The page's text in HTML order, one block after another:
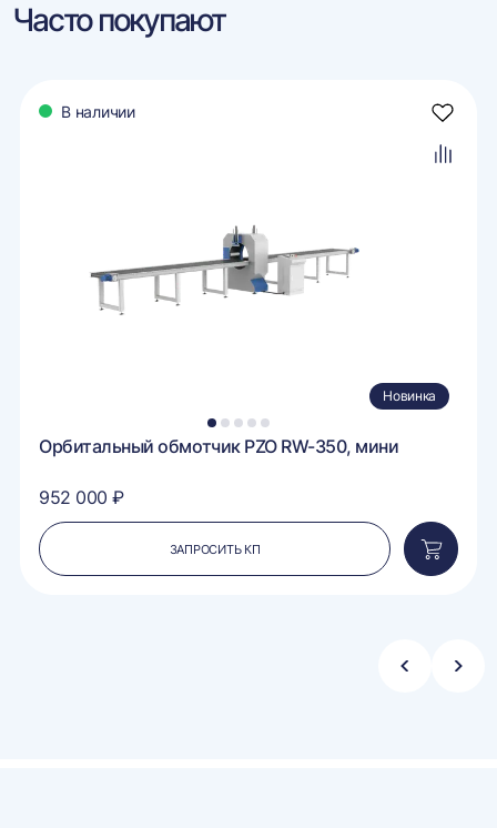
Часто покупают
В наличии
1 2 3 4 5
Новинка
Орбитальный обмотчик PZO RW-350, мини
952 000 ₽
ЗАПРОСИТЬ КП
в
Стрелка